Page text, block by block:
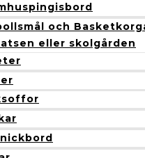
och
eller skolgården